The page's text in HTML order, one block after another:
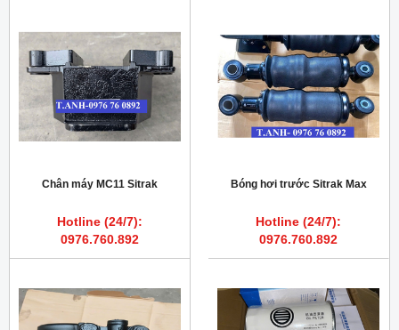
Chân máy MC11 Sitrak
Hotline (24/7):
0976.760.892
Bóng hơi trước Sitrak Max
Hotline (24/7):
0976.760.892